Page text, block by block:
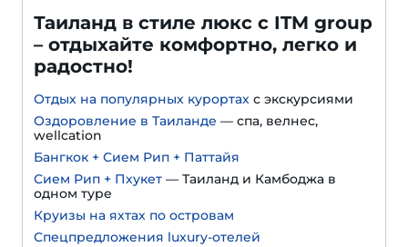
Таиланд в стиле люкс с ITM group
– отдыхайте комфортно, легко и
радостно!
Отдых на популярных курортах с экскурсиями
Оздоровление в Таиланде — спа, велнес,
wellcation
Бангкок + Сием Рип + Паттайя
Сием Рип + Пхукет — Таиланд и Камбоджа в
одном туре
Круизы на яхтах по островам
Спецпредложения luxury-отелей